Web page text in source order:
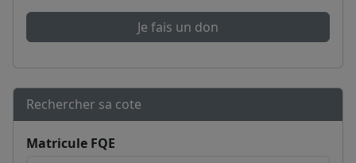
Je fais un don
Rechercher sa cote
Matricule FQE